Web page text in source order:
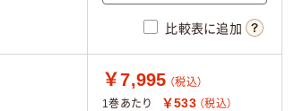
比較表に追加
￥7,995 （税込）
1巻あたり
￥533 （税込）